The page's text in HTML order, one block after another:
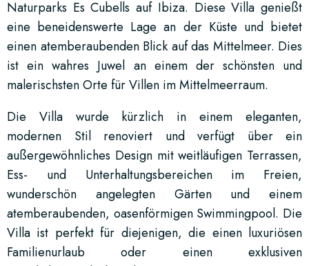
Naturparks Es Cubells auf Ibiza. Diese Villa genießt
eine beneidenswerte Lage an der Küste und bietet
einen atemberaubenden Blick auf das Mittelmeer. Dies
ist ein wahres Juwel an einem der schönsten und
malerischsten Orte für Villen im Mittelmeerraum.
Die Villa wurde kürzlich in einem eleganten,
modernen Stil renoviert und verfügt über ein
außergewöhnliches Design mit weitläufigen Terrassen,
Ess- und Unterhaltungsbereichen im Freien,
wunderschön angelegten Gärten und einem
atemberaubenden, oasenförmigen Swimmingpool. Die
Villa ist perfekt für diejenigen, die einen luxuriösen
Familienurlaub oder einen exklusiven